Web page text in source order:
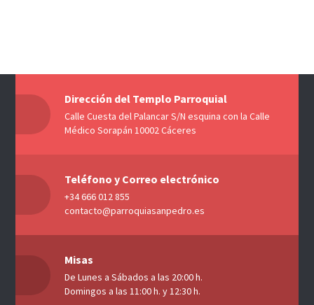
Dirección del Templo Parroquial
Calle Cuesta del Palancar S/N esquina con la Calle
Médico Sorapán 10002 Cáceres
Teléfono y Correo electrónico
+34 666 012 855
contacto@parroquiasanpedro.es
Misas
De Lunes a Sábados a las 20:00 h.
Domingos a las 11:00 h. y 12:30 h.